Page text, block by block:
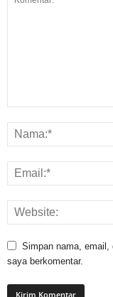
Simpan nama,
saya berkomentar.